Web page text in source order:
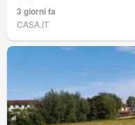
3 giorni fa
CASA.IT